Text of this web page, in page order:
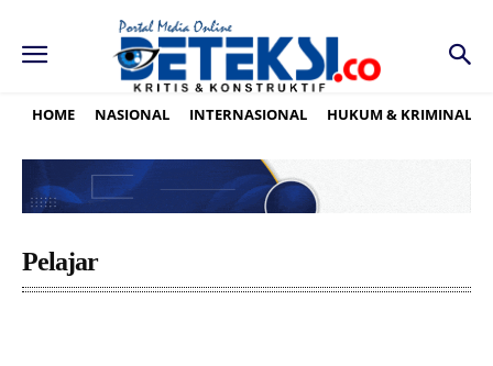
HOME NASIONAL INTERNASIONAL HUKUM & KRIMINAL
Pelajar